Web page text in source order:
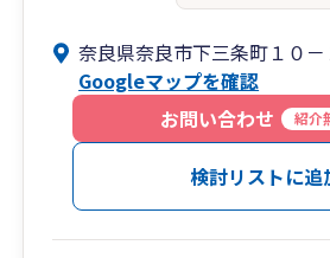
奈良県奈良市下三条町１０
Googleマップを確認
お問い合わせ
紹介
検討リストに追